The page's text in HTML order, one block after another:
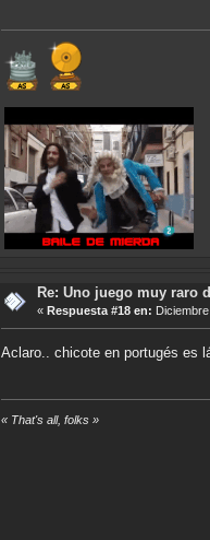
Re: Uno juego muy raro
« Respuesta #18 en:
Aclaro.. chicote en portugés es
« That's all, folks »